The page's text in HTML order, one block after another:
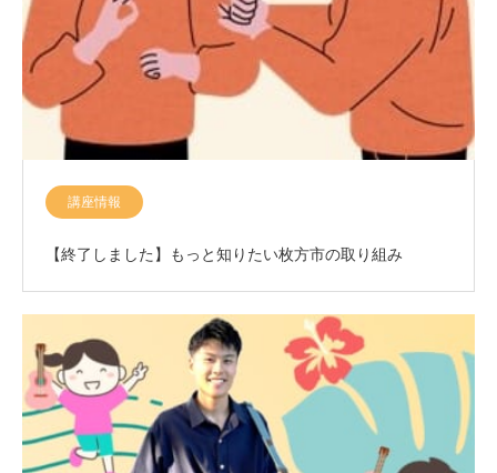
講座情報
【終了しました】もっと知りたい枚方市の取り組み